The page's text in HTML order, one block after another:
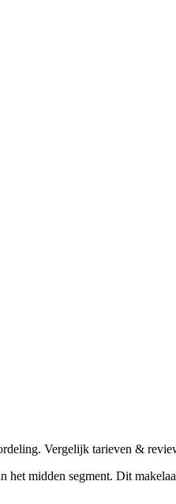
Vergelijk tarieven &
het midden segment. Dit